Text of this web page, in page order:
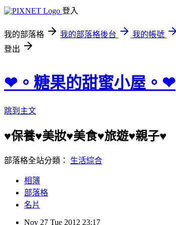
登入
我的部落格 我的部落格後台
我的帳號
登出
❤︎。糖果的甜蜜小屋。❤︎
跳到主文
♥保養♥美妝♥美食♥旅遊♥親子♥
部落格全站分類： 生活綜合
相簿
部落格
名片
Nov 27 Tue 2012 23:17